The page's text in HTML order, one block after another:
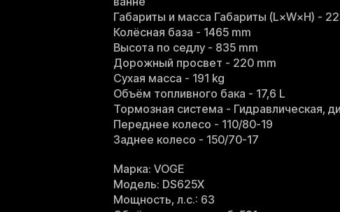
Габариты и масса Габариты (L×W×H) -
Колёсная база - 1465 mm
Высота по седлу - 835 mm
Дорожный просвет - 220 mm
Сухая масса - 191 kg
Объём топливного бака - 17,6 L
Тормозная система - Гидравлическая,
Переднее колесо - 110/80-19
Заднее колесо - 150/70-17
Марка: VOGE
Модель: DS625X
Мощность, л.с.: 63